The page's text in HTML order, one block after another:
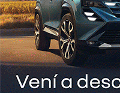
Río Limay:
limpieza
Una tradición de más
la comunidad en
más emblemáticos de